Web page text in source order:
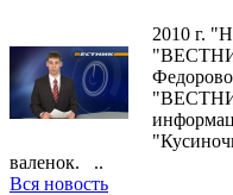
2010 г.
валенок. ..
Вся новость